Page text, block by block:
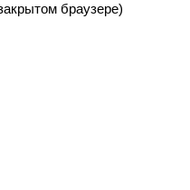
браузере)